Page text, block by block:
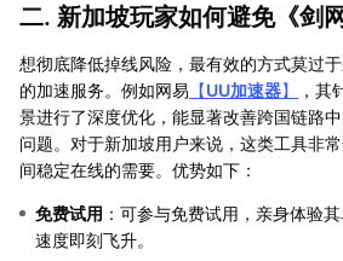
二. 新加坡玩家如何避免《剑
想彻底降低掉线风险，最有效的方式莫过
的加速服务。例如网易 【UU加速器】
，其
景进行了深度优化，能显著改善跨国链路
问题。对于新加坡用户来说，这类工具非
间稳定在线的需要。优势如下：
免费试用 ：可参与免费试用，亲身体验
速度即刻飞升。